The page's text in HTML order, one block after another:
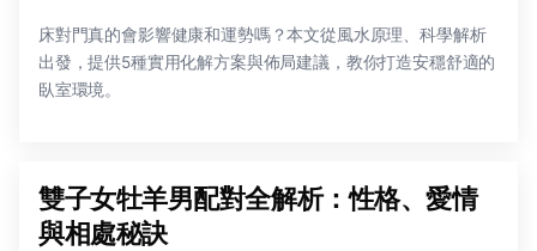
床對門真的會影響健康和運勢嗎？本文從風水原理、科學解析
出發，提供5種實用化解方案與佈局建議，教你打造安穩舒適的
臥室環境。
雙子女牡羊男配對全解析：性格、愛情
與相處秘訣